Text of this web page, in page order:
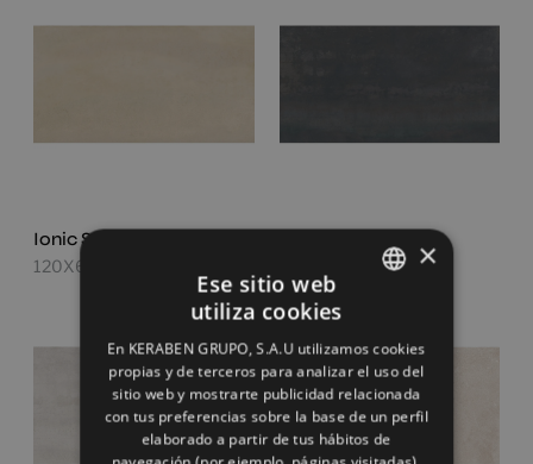
Ionic Sand
120X60
ENGLISH
FRENCH
GERMAN
×
Ese sitio web
utiliza cookies
En KERABEN GRUPO, S.A.U utilizamos cookies
propias y de terceros para analizar el uso del
sitio web y mostrarte publicidad relacionada
con tus preferencias sobre la base de un perfil
elaborado a partir de tus hábitos de